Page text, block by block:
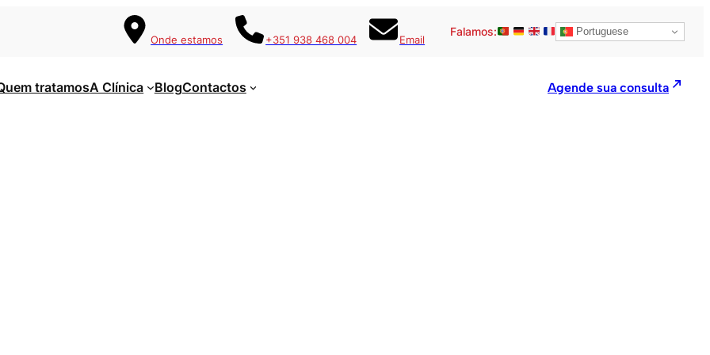
Onde estamos
+351 938 468 004 Email
Falamos: Portuguese
tratamosA Clínica BlogContactos Agende sua consulta